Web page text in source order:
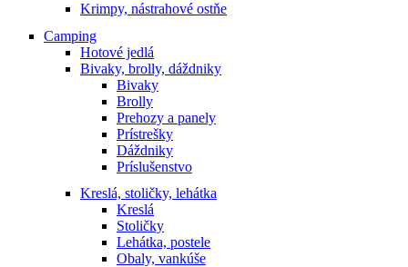
Krimpy, nástrahové ostňe
Camping
Hotové jedlá
Bivaky, brolly, dáždniky
Bivaky
Brolly
Prehozy a panely
Prístrešky
Dáždniky
Príslušenstvo
Kreslá, stoličky, lehátka
Kreslá
Stoličky
Lehátka, postele
Obaly, vankúše